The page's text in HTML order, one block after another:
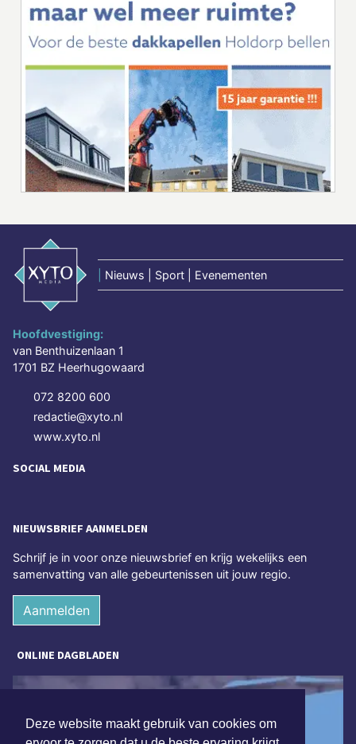
Deze website maakt gebruik van cookies om
Nieuws | Sport | Evenementen
Hoofdvestiging:
van Benthuizenlaan 1
1701 BZ Heerhugowaard
072 8200 600
redactie@xyto.nl
www.xyto.nl
SOCIAL MEDIA
NIEUWSBRIEF AANMELDEN
Schrijf je in voor onze nieuwsbrief en krijg wekelijks een
samenvatting van alle gebeurtenissen uit jouw regio.
Aanmelden
ONLINE DAGBLADEN